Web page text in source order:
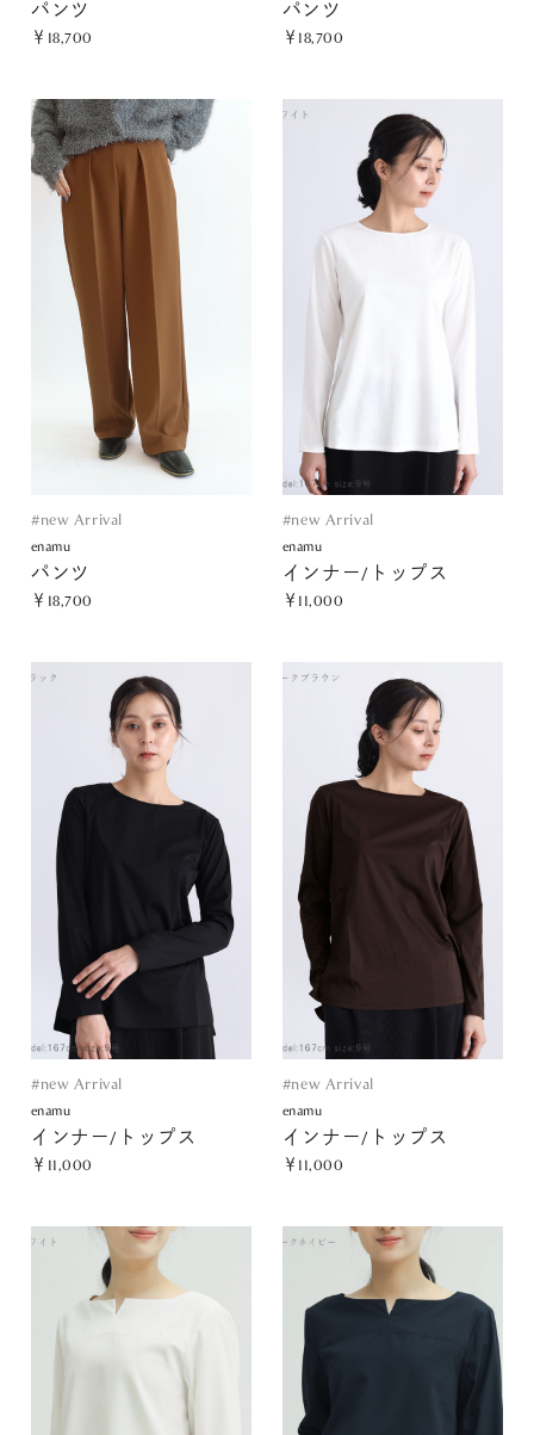
パンツ
￥18,700
パンツ
￥18,700
#new Arrival
enamu
パンツ
￥18,700
#new Arrival
enamu
インナー/トップス
￥11,000
#new Arrival
enamu
インナー/トップス
￥11,000
#new Arrival
enamu
インナー/トップス
￥11,000